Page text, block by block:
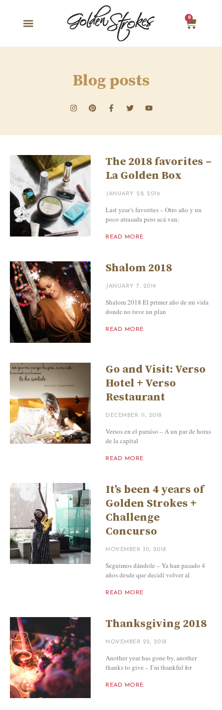
0
Blog posts
The 2018 favorites –
La Golden Box
JANUARY 28, 2019
Last year’s favorites – Otro año y un
poco atrasada pero acá van:
READ MORE
Shalom 2018
JANUARY 7, 2019
Shalom 2018 El primer año de mi vida
donde no tuve un plan
READ MORE
Go and Visit: Verso
Hotel + Verso
Restaurant
DECEMBER 11, 2018
Versos en el paraíso – A un par de horas
de la capital
READ MORE
It’s been 4 years of
Golden Strokes +
Challenge
Concurso
NOVEMBER 30, 2018
Seguimos dándole – Ya han pasado 4
años desde que decidí volver al
READ MORE
Thanksgiving 2018
NOVEMBER 22, 2018
Another year has gone by, another
thanks to give – I’m thankful for
READ MORE